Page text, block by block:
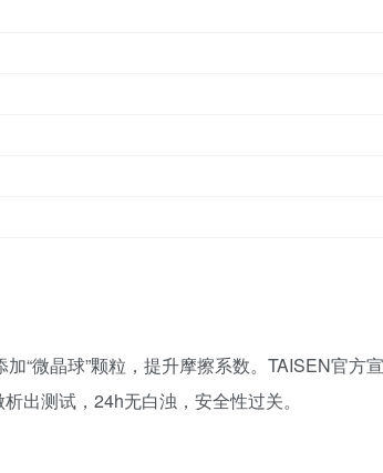
“微晶球”颗粒，提升摩擦系数。TAISEN官方宣
出测试，24h无白浊，安全性过关。